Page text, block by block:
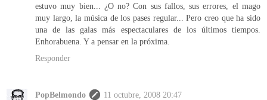
estuvo muy bien... ¿O no? Con sus fallos, sus errores, el mago
muy largo, la música de los pases regular... Pero creo que ha sido
una de las galas más espectaculares de los últimos tiempos.
Enhorabuena. Y a pensar en la próxima.
Responder
PopBelmondo
11 octubre, 2008 20:47